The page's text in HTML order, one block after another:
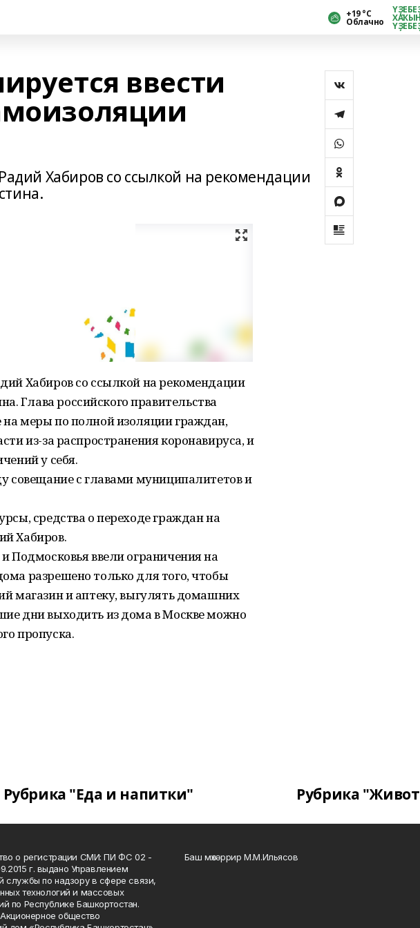
+19 °С
Облачно
ввести
Хабиров со ссылкой на рекомендации
Хабиров со ссылкой на рекомендации
Глава российского правительства
меры по полной изоляции граждан,
из-за распространения коронавируса, и
у себя.
совещание с главами муниципалитетов и
средства о переходе граждан на
Хабиров.
Подмосковья ввели ограничения на
разрешено только для того, чтобы
магазин и аптеку, выгулять домашних
дни выходить из дома в Москве можно
пропуска.
Рубрика "Еда и напитки" Рубрика
о регистрации СМИ: ПИ ФС 02 -
г. выдано Управлением
службы по надзору в сфере связи,
технологий и массовых
по Республике Башкортостан.
общество
Баш мөхәррир М.М.Ильясов